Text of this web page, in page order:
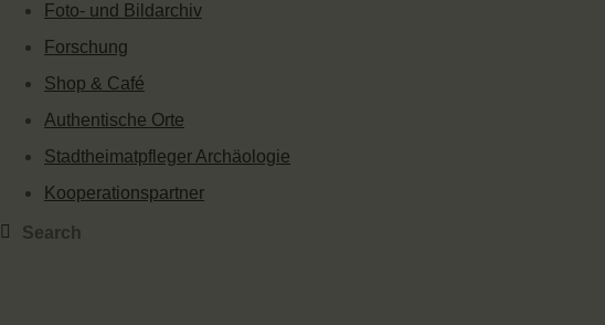
Foto- und Bildarchiv
Forschung
Shop & Café
Authentische Orte
Stadtheimatpfleger Archäologie
Kooperationspartner